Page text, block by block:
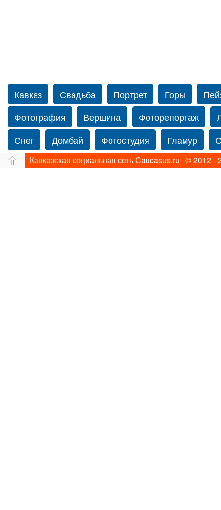
Кавказ Свадьба Портрет Горы
Фотография
Вершина Фоторепортаж
Снег
Домбай Фотостудия Гламур
Путешествие
Перевал Свадьба фото
Кавказская социальная сеть Caucasus.ru © 2012 -